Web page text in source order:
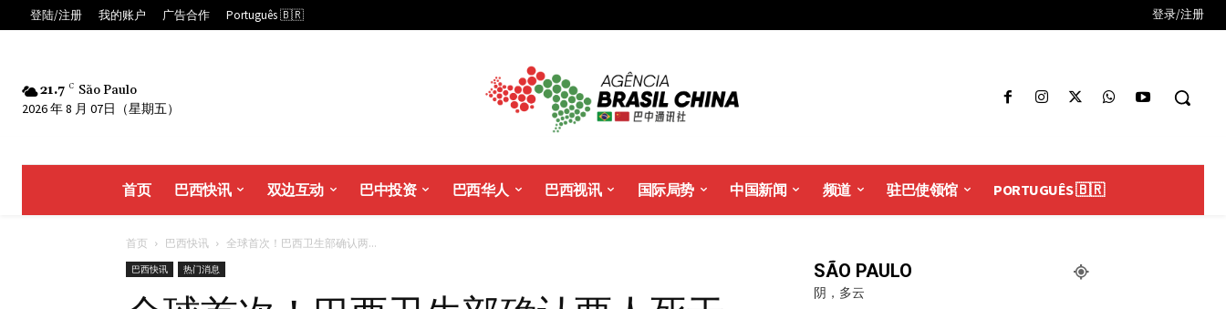
登陆/注册 我的账户 广告合作 Português 🇧🇷 登录/注册
21.7 C São Paulo
2026 年 8 月 07日（星期五）
首页 巴西快讯 双边互动 巴中投资 巴西华人 巴西视讯 国际局势 中国新闻 频道 驻巴使领馆 PORTUGUÊS 🇧🇷
首页 巴西快讯 全球首次！巴西卫生部确认两...
巴西快讯 热门消息 SÃO PAULO
阴，多云